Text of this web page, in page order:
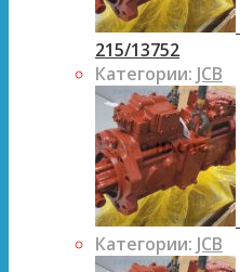
215/13752
Категории: JCB
Категории: JCB